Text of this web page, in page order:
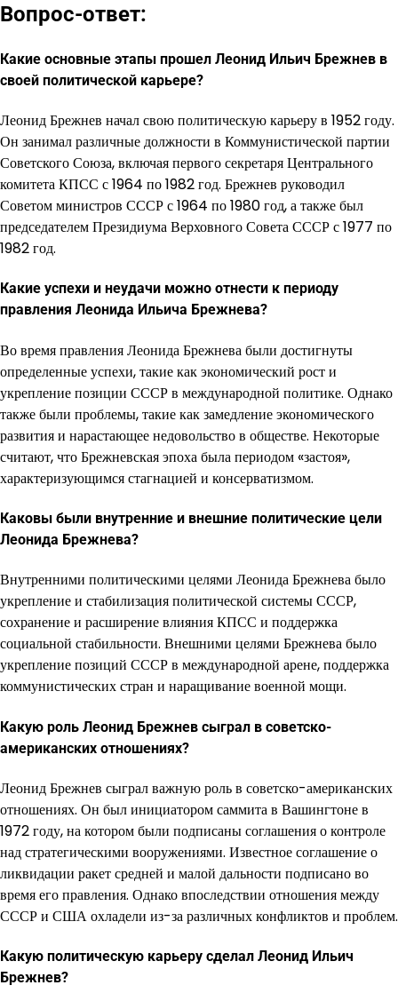
Вопрос-ответ:
Какие основные этапы прошел Леонид Ильич Брежнев в
своей политической карьере?
Леонид Брежнев начал свою политическую карьеру в 1952 году.
Он занимал различные должности в Коммунистической партии
Советского Союза, включая первого секретаря Центрального
комитета КПСС с 1964 по 1982 год. Брежнев руководил
Советом министров СССР с 1964 по 1980 год, а также был
председателем Президиума Верховного Совета СССР с 1977 по
1982 год.
Какие успехи и неудачи можно отнести к периоду
правления Леонида Ильича Брежнева?
Во время правления Леонида Брежнева были достигнуты
определенные успехи, такие как экономический рост и
укрепление позиции СССР в международной политике. Однако
также были проблемы, такие как замедление экономического
развития и нарастающее недовольство в обществе. Некоторые
считают, что Брежневская эпоха была периодом «застоя»,
характеризующимся стагнацией и консерватизмом.
Каковы были внутренние и внешние политические цели
Леонида Брежнева?
Внутренними политическими целями Леонида Брежнева было
укрепление и стабилизация политической системы СССР,
сохранение и расширение влияния КПСС и поддержка
социальной стабильности. Внешними целями Брежнева было
укрепление позиций СССР в международной арене, поддержка
коммунистических стран и наращивание военной мощи.
Какую роль Леонид Брежнев сыграл в советско-
американских отношениях?
Леонид Брежнев сыграл важную роль в советско-американских
отношениях. Он был инициатором саммита в Вашингтоне в
1972 году, на котором были подписаны соглашения о контроле
над стратегическими вооружениями. Известное соглашение о
ликвидации ракет средней и малой дальности подписано во
время его правления. Однако впоследствии отношения между
СССР и США охладели из-за различных конфликтов и проблем.
Какую политическую карьеру сделал Леонид Ильич
Брежнев?